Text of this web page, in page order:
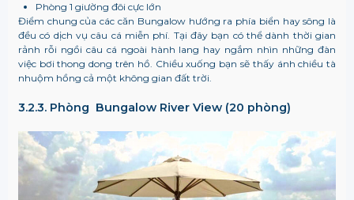
Phòng 1 giường đôi cực lớn
Điểm chung của các căn Bungalow hướng ra phía biển hay sông là
đều có dịch vụ câu cá miễn phí. Tại đây bạn có thể dành thời gian
rảnh rỗi ngồi câu cá ngoài hành lang hay ngắm nhìn những đàn
việc bơi thong dong trên hồ. Chiều xuống bạn sẽ thấy ánh chiều tà
nhuộm hồng cả một không gian đất trời.
3.2.3. Phòng Bungalow River View (20 phòng)